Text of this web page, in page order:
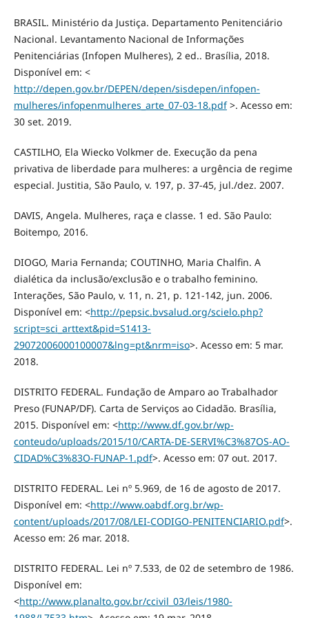
BRASIL. Ministério da Justiça. Departamento Penitenciário
Nacional. Levantamento Nacional de Informações
Penitenciárias (Infopen Mulheres), 2 ed.. Brasília, 2018.
Disponível em: <
http://depen.gov.br/DEPEN/depen/sisdepen/infopen-
mulheres/infopenmulheres_arte_07-03-18.pdf>. Acesso em:
30 set. 2019.
CASTILHO, Ela Wiecko Volkmer de. Execução da pena
privativa de liberdade para mulheres: a urgência de regime
especial. Justitia, São Paulo, v. 197, p. 37-45, jul./dez. 2007.
DAVIS, Angela. Mulheres, raça e classe. 1 ed. São Paulo:
Boitempo, 2016.
DIOGO, Maria Fernanda; COUTINHO, Maria Chalfin. A
dialética da inclusão/exclusão e o trabalho feminino.
Interações, São Paulo, v. 11, n. 21, p. 121-142, jun. 2006.
Disponível em: <http://pepsic.bvsalud.org/scielo.php?
script=sci_arttext&pid=S1413-
29072006000100007&lng=pt&nrm=iso>. Acesso em: 5 mar.
2018.
DISTRITO FEDERAL. Fundação de Amparo ao Trabalhador
Preso (FUNAP/DF). Carta de Serviços ao Cidadão. Brasília,
2015. Disponível em: <http://www.df.gov.br/wp-
conteudo/uploads/2015/10/CARTA-DE-SERVI%C3%87OS-AO-
CIDAD%C3%83O-FUNAP-1.pdf>. Acesso em: 07 out. 2017.
DISTRITO FEDERAL. Lei nº 5.969, de 16 de agosto de 2017.
Disponível em: <http://www.oabdf.org.br/wp-
content/uploads/2017/08/LEI-CODIGO-PENITENCIARIO.pdf>.
Acesso em: 26 mar. 2018.
DISTRITO FEDERAL. Lei nº 7.533, de 02 de setembro de 1986.
Disponível em:
<http://www.planalto.gov.br/ccivil_03/leis/1980-